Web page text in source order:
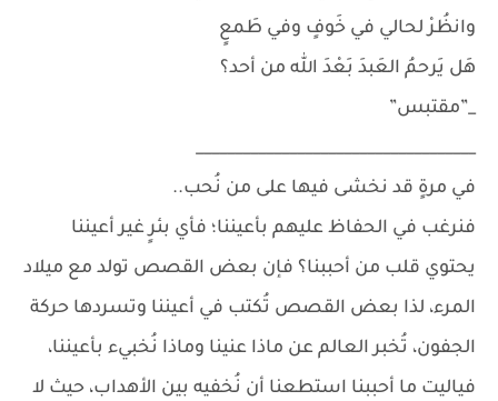
وانظُرْ لحالي في خَوفٍ وفي طَمعٍ
هَل يَرحمُ العَبدَ بَعْدَ الله من أحد؟
_”مقتبس”
____________________________________
في مرةٍ قد نخشى فيها على من نُحب..
فنرغب في الحفاظ عليهم بأعيننا؛ فأي بئرٍ غير أعيننا
يحتوي قلب من أحببنا؟ فإن بعض القصص تولد مع ميلاد
المرء، لذا بعض القصص تُكتب في أعيننا وتسردها حركة
الجفون، تُخبر العالم عن ماذا عنينا وماذا نُخبيء بأعيننا،
فياليت ما أحببنا استطعنا أن نُخفيه بين الأهداب، حيث لا